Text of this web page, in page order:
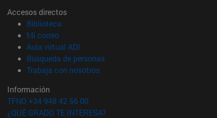
Accesos directos
Biblioteca
Mi correo(abre en nueva ventana)
Aula virtual ADI
Búsqueda de personas(abre en nueva ventana)
Trabaja con nosotros(abre en nueva ventana)
Información
TFNO +34 948 42 56 00
¿QUÉ GRADO TE INTERESA?